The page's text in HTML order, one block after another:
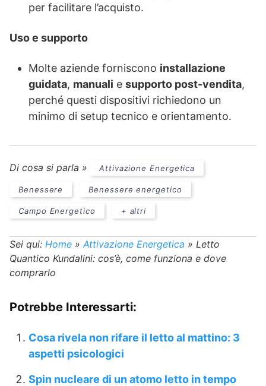
per facilitare l’acquisto.
Uso e supporto
Molte aziende forniscono installazione
guidata, manuali e supporto post-vendita,
perché questi dispositivi richiedono un
minimo di setup tecnico e orientamento.
Di cosa si parla » Attivazione Energetica
Benessere Benessere energetico
Campo Energetico + altri
Sei qui: Home » Attivazione Energetica » Letto
Quantico Kundalini: cos’è, come funziona e dove
comprarlo
Potrebbe Interessarti:
Cosa rivela non rifare il letto al mattino: 3
aspetti psicologici
Spin nucleare di un atomo letto in tempo